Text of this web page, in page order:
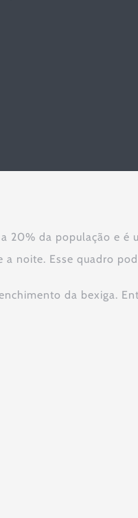
20% da população e
noite. Esse quadro
da bexiga.